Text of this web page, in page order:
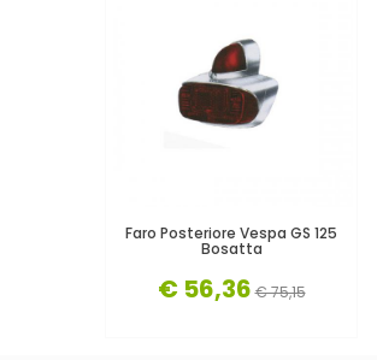
Faro Posteriore Vespa GS 125
Bosatta
€ 56,36 € 75,15